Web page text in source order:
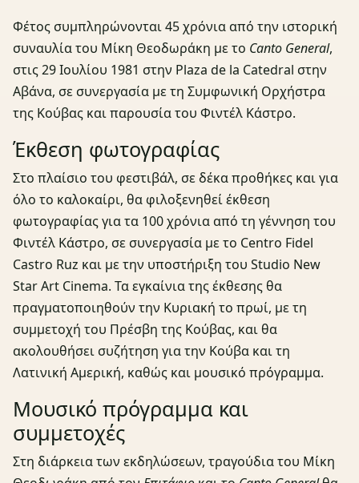
Φέτος συμπληρώνονται 45 χρόνια από την ιστορική
συναυλία του Μίκη Θεοδωράκη με το Canto General,
στις 29 Ιουλίου 1981 στην Plaza de la Catedral στην
Αβάνα, σε συνεργασία με τη Συμφωνική Ορχήστρα
της Κούβας και παρουσία του Φιντέλ Κάστρο.
Έκθεση φωτογραφίας
Στο πλαίσιο του φεστιβάλ, σε δέκα προθήκες και για
όλο το καλοκαίρι, θα φιλοξενηθεί έκθεση
φωτογραφίας για τα 100 χρόνια από τη γέννηση του
Φιντέλ Κάστρο, σε συνεργασία με το Centro Fidel
Castro Ruz και με την υποστήριξη του Studio New
Star Art Cinema. Τα εγκαίνια της έκθεσης θα
πραγματοποιηθούν την Κυριακή το πρωί, με τη
συμμετοχή του Πρέσβη της Κούβας, και θα
ακολουθήσει συζήτηση για την Κούβα και τη
Λατινική Αμερική, καθώς και μουσικό πρόγραμμα.
Μουσικό πρόγραμμα και
συμμετοχές
Στη διάρκεια των εκδηλώσεων, τραγούδια του Μίκη